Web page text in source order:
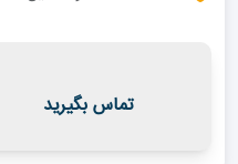
تماس بگیرید